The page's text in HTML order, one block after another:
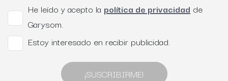
He leído y acepto la política de privacidad de
Garysom.
Estoy interesado en recibir publicidad.
¡SUSCRIBIRME!